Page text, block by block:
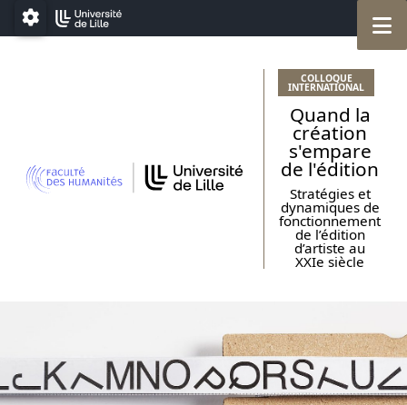
Aller au menu
Aller au contenu
Go to footer
Paramétrage
COLLOQUE
INTERNATIONAL
Quand la
création
s'empare
de l'édition
Stratégies et
dynamiques de
fonctionnement
de l’édition
d’artiste au
XXIe siècle